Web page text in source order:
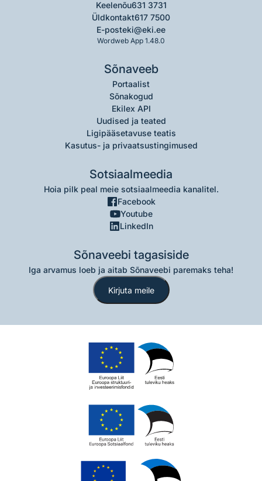
Keelenõu631 3731
Üldkontakt617 7500
E-posteki@eki.ee
Wordweb App 1.48.0
Sõnaveeb
Portaalist
Sõnakogud
Ekilex API
Uudised ja teated
Ligipääsetavuse teatis
Kasutus- ja privaatsustingimused
Sotsiaalmeedia
Hoia pilk peal meie sotsiaalmeedia kanalitel.
Facebook
Youtube
LinkedIn
Sõnaveebi tagasiside
Iga arvamus loeb ja aitab Sõnaveebi paremaks teha!
Kirjuta meile